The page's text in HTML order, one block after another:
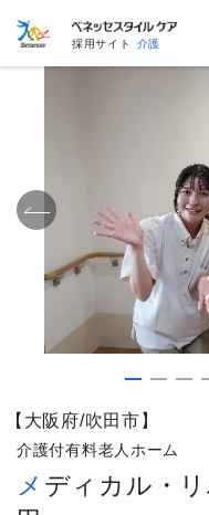
採用サイト 介護
【大阪府/吹田市】
介護付有料老人ホーム
メディカル・リハビリホームくらら吹